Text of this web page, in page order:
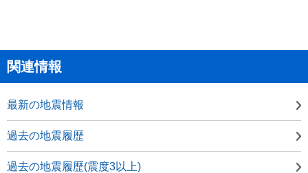
関連情報
最新の地震情報
過去の地震履歴
過去の地震履歴(震度3以上)